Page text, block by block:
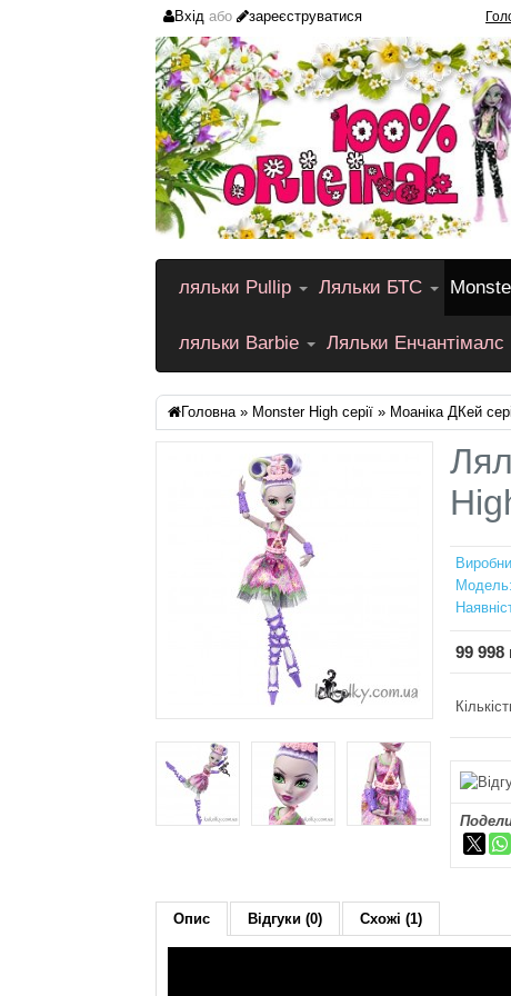
Вхід або зареєструватися
ляльки Pullip Ляльки БТС
ляльки Barbie Ляльки Енчантімалс
Головна» Monster High серії » Моаніка ДКей
Модель:
99 998
Опис Відгуки (0) Схожі (1)